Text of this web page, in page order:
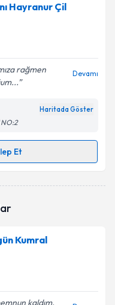
Hayranur Çil
rağmen
Devamı
Haritada Göster
NO:2
Et
randevu
Kumral
kaldım.